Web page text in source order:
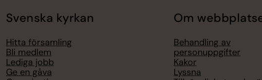
Svenska kyrkan
Hitta församling
Bli medlem
Lediga jobb
Ge en gåva
Om
Behandling av
personuppgifter
Kakor
Lyssna